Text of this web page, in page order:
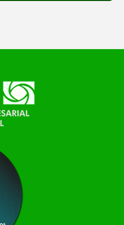
meio do NIAVI – Núcleo
do Alto Vale do
de julho, o evento
empresas de
uma noite de
iniciativas para o setor. O
Rio…